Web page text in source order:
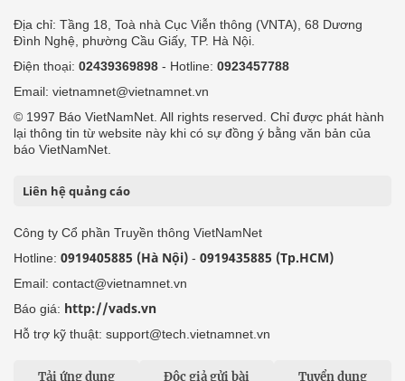
Địa chỉ: Tầng 18, Toà nhà Cục Viễn thông (VNTA), 68 Dương
Đình Nghệ, phường Cầu Giấy, TP. Hà Nội.
Điện thoại: 02439369898 - Hotline: 0923457788
Email: vietnamnet@vietnamnet.vn
© 1997 Báo VietNamNet. All rights reserved. Chỉ được phát hành
lại thông tin từ website này khi có sự đồng ý bằng văn bản của
báo VietNamNet.
Liên hệ quảng cáo
Công ty Cổ phần Truyền thông VietNamNet
Hotline: 0919405885 (Hà Nội) - 0919435885 (Tp.HCM)
Email: contact@vietnamnet.vn
Báo giá: http://vads.vn
Hỗ trợ kỹ thuật: support@tech.vietnamnet.vn
Tải ứng dụng Độc giả gửi bài Tuyển dụng